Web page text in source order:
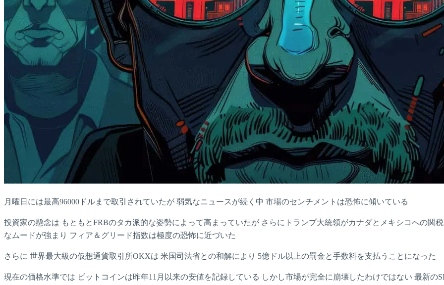
月曜日には最高96000ドルまで取引されていたが 弱気なニュースが続く中 市場のセンチメントは恐怖に傾いている
投資家の懸念は もともとFRBのタカ派的な姿勢によって高まっていたが さらにトランプ大統領がカナダとメキシコへの関
なムードが強まり フィア＆グリード指数は極度の恐怖に近づいた
さらに 世界最大級の仮想通貨取引所OKXは 米国司法省との和解により 5億ドル以上の罰金と手数料を支払うことになった
現在の価格水準では ビットコインは昨年11月以来の安値を記録している しかし市場が完全に崩壊したわけではない 最新の